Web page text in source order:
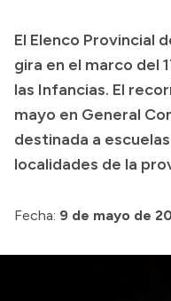
Boletín Oficial
Compras y
Consulta de
Consulta de pago a
Convocatorias
El Elenco Provincial
gira en el marco del
las Infancias. El
mayo en General
destinada a
localidades de la
Fecha: 9 de mayo de